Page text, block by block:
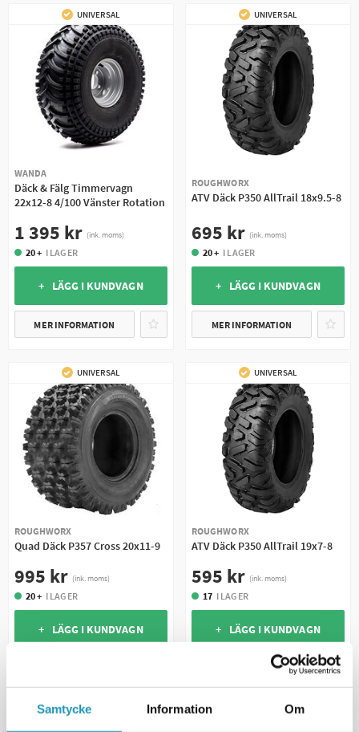
Samtycke Information Om
UNIVERSAL
WANDA
Däck & Fälg Timmervagn
22x12-8 4/100 Vänster Rotation
1 395 kr (ink. moms)
20 + I LAGER
+ LÄGG I KUNDVAGN
MER INFORMATION
UNIVERSAL
ROUGHWORX
ATV Däck P350 AllTrail 18x9.5-8
695 kr (ink. moms)
20 + I LAGER
+ LÄGG I KUNDVAGN
MER INFORMATION
UNIVERSAL
ROUGHWORX
Quad Däck P357 Cross 20x11-9
995 kr (ink. moms)
20 + I LAGER
+ LÄGG I KUNDVAGN
UNIVERSAL
ROUGHWORX
ATV Däck P350 AllTrail 19x7-8
595 kr (ink. moms)
17 I LAGER
+ LÄGG I KUNDVAGN
MER INFORMATION
UNIVERSAL UNIVERSAL